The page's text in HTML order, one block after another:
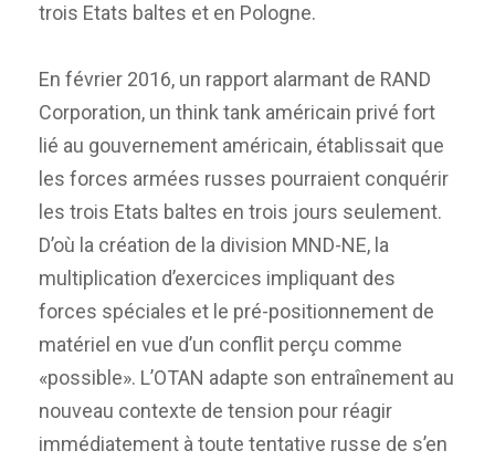
trois Etats baltes et en Pologne.
En février 2016, un rapport alarmant de RAND
Corporation, un think tank américain privé fort
lié au gouvernement américain, établissait que
les forces armées russes pourraient conquérir
les trois Etats baltes en trois jours seulement.
D’où la création de la division MND-NE, la
multiplication d’exercices impliquant des
forces spéciales et le pré-positionnement de
matériel en vue d’un conflit perçu comme
«possible». L’OTAN adapte son entraînement au
nouveau contexte de tension pour réagir
immédiatement à toute tentative russe de s’en